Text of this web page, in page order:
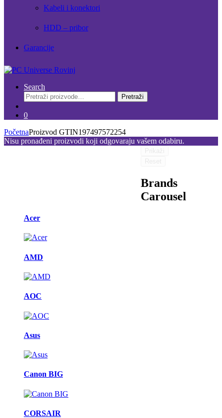
Kabeli i konektori
HDD – pribor
Garancije
Search
Pretraži:
Pretraži
0
PočetnaProizvod GTIN197497572254
Nisu pronađeni proizvodi koji odgovaraju vašem odabiru.
Brands
Carousel
Acer
AMD
AOC
Asus
Canon BIG
CORSAIR